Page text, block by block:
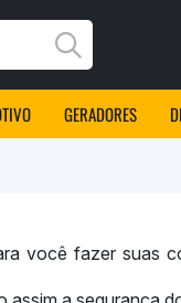
Busca
GERADORES
você fazer suas